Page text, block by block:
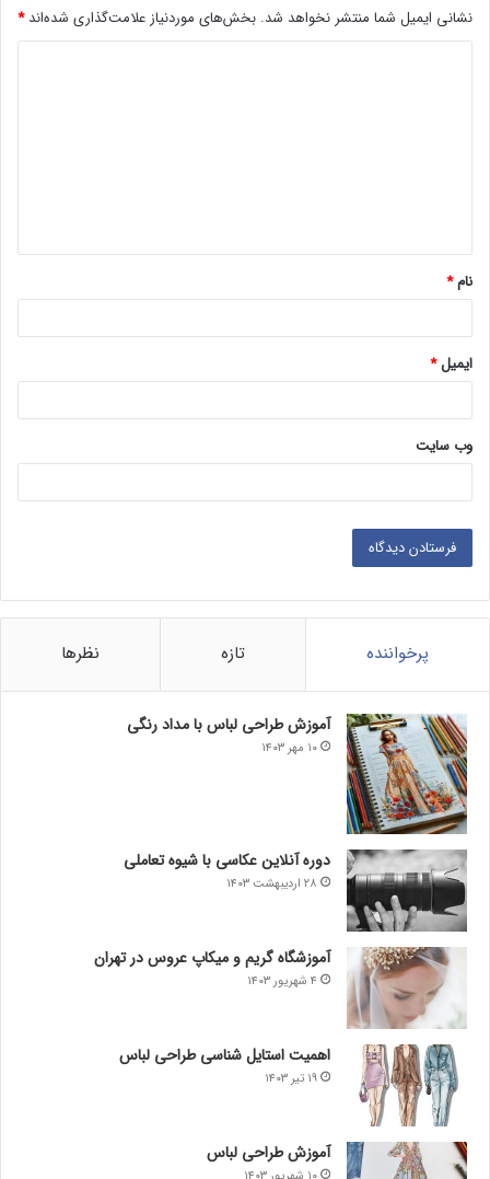
نشانی ایمیل شما منتشر نخواهد شد. بخش‌های موردنیاز علامت‌گذاری شده‌اند*
*
نام*
ایمیل*
وب‌ سایت
پرخواننده تازه نظرها
آموزش طراحی لباس با مداد رنگی
۱۰ مهر ۱۴۰۳
دوره آنلاین عکاسی با شیوه تعاملی
۲۸ اردیبهشت ۱۴۰۳
آموزشگاه گریم و میکاپ عروس در تهران
۴ شهریور ۱۴۰۳
اهمیت استایل شناسی طراحی لباس
۱۹ تیر ۱۴۰۳
آموزش طراحی لباس